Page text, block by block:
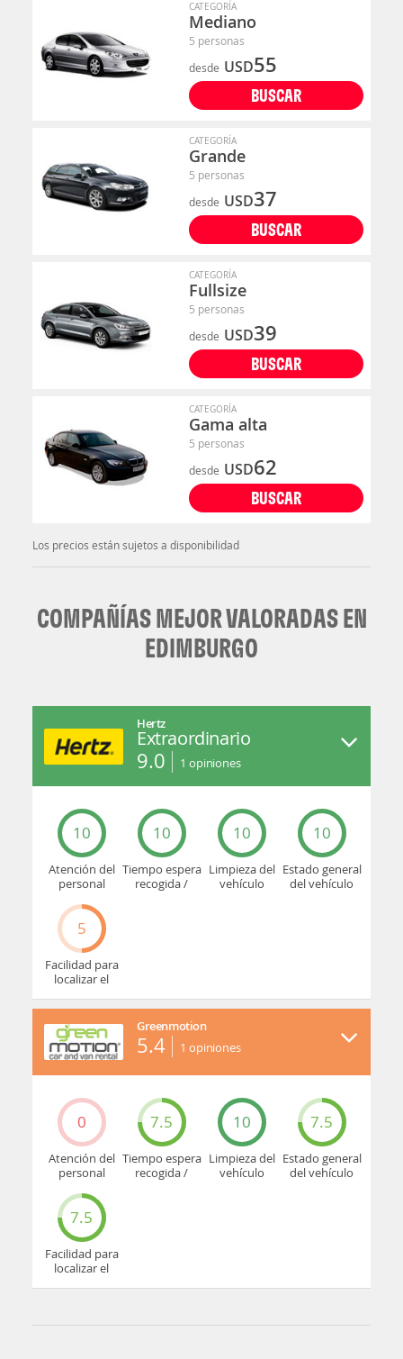
CATEGORÍA
Mediano
5 personas
desde USD55
BUSCAR
CATEGORÍA
Grande
5 personas
desde USD37
BUSCAR
CATEGORÍA
Fullsize
5 personas
desde USD39
BUSCAR
CATEGORÍA
Gama alta
5 personas
desde USD62
BUSCAR
Los precios están sujetos a disponibilidad
COMPAÑÍAS MEJOR VALORADAS EN
EDIMBURGO
Hertz
Extraordinario
9.0 1 opiniones
10
Atención del
personal
10
Tiempo espera
recogida /
10
Limpieza del
vehículo
10
Estado general
del vehículo
5
Facilidad para
localizar el
oficina
Greenmotion
5.4 1 opiniones
0
Atención del
personal
7.5
Tiempo espera
recogida /
10
Limpieza del
vehículo
7.5
Estado general
del vehículo
7.5
Facilidad para
localizar el